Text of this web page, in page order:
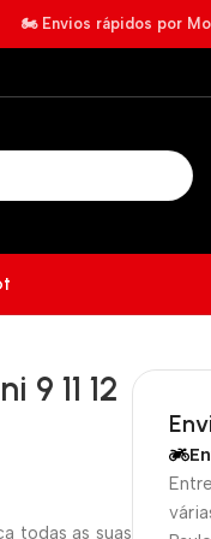
11 12
todas as suas
🏍️ Envios rápidos por